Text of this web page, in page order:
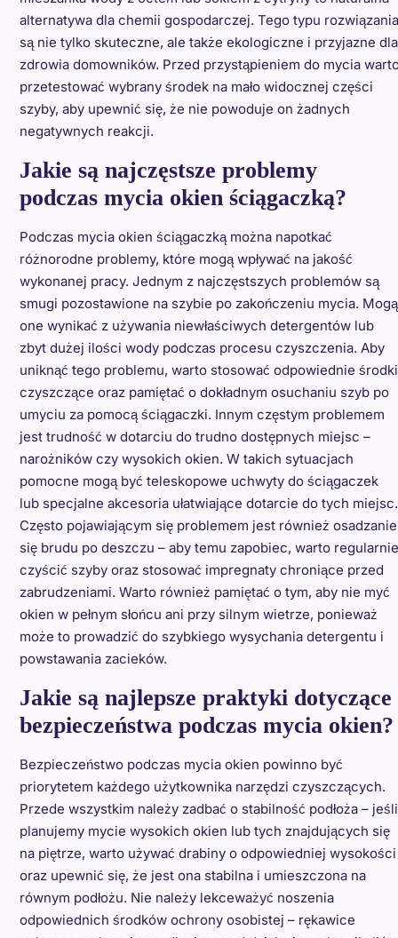
alternatywa dla chemii gospodarczej. Tego typu rozwiązania
są nie tylko skuteczne, ale także ekologiczne i przyjazne dla
zdrowia domowników. Przed przystąpieniem do mycia
przetestować wybrany środek na mało widocznej części
szyby, aby upewnić się, że nie powoduje on żadnych
negatywnych reakcji.
Jakie są najczęstsze problemy
podczas mycia okien ściągaczką?
Podczas mycia okien ściągaczką można napotkać
różnorodne problemy, które mogą wpływać na jakość
wykonanej pracy. Jednym z najczęstszych problemów są
smugi pozostawione na szybie po zakończeniu mycia. Mogą
one wynikać z używania niewłaściwych detergentów lub
zbyt dużej ilości wody podczas procesu czyszczenia. Aby
uniknąć tego problemu, warto stosować odpowiednie środki
czyszczące oraz pamiętać o dokładnym osuchaniu szyb po
umyciu za pomocą ściągaczki. Innym częstym problemem
jest trudność w dotarciu do trudno dostępnych miejsc –
narożników czy wysokich okien. W takich sytuacjach
pomocne mogą być teleskopowe uchwyty do ściągaczek
lub specjalne akcesoria ułatwiające dotarcie do tych miejsc.
Często pojawiającym się problemem jest również osadzanie
się brudu po deszczu – aby temu zapobiec, warto regularnie
czyścić szyby oraz stosować impregnaty chroniące przed
zabrudzeniami. Warto również pamiętać o tym, aby nie myć
okien w pełnym słońcu ani przy silnym wietrze, ponieważ
może to prowadzić do szybkiego wysychania detergentu i
powstawania zacieków.
Jakie są najlepsze praktyki dotyczące
bezpieczeństwa podczas mycia okien?
Bezpieczeństwo podczas mycia okien powinno być
priorytetem każdego użytkownika narzędzi czyszczących.
Przede wszystkim należy zadbać o stabilność podłoża – jeśli
planujemy mycie wysokich okien lub tych znajdujących się
na piętrze, warto używać drabiny o odpowiedniej wysokości
oraz upewnić się, że jest ona stabilna i umieszczona na
równym podłożu. Nie należy lekceważyć noszenia
odpowiednich środków ochrony osobistej – rękawice